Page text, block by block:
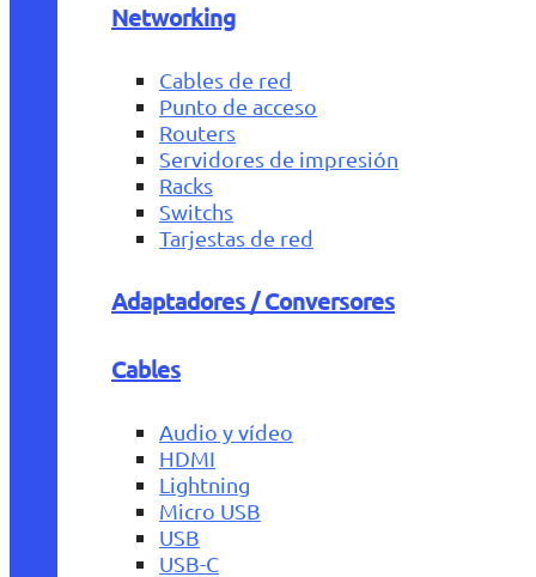
Networking
Cables de red
Punto de acceso
Routers
Servidores de impresión
Racks
Switchs
Tarjestas de red
Adaptadores / Conversores
Cables
Audio y vídeo
HDMI
Lightning
Micro USB
USB
USB-C